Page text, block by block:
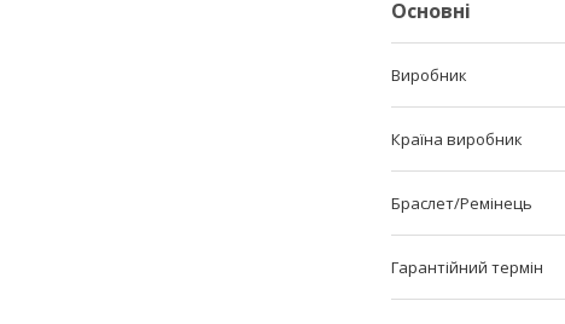
Основні
Виробник
Країна виробник
Браслет/Ремінець
Гарантійний термін